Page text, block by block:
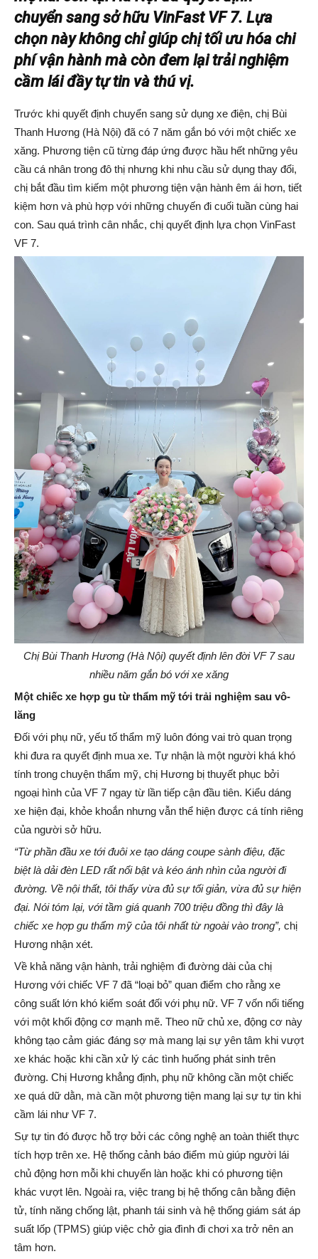
chuyển sang sở hữu VinFast VF 7. Lựa
chọn này không chỉ giúp chị tối ưu hóa chi
phí vận hành mà còn đem lại trải nghiệm
cầm lái đầy tự tin và thú vị.
Trước khi quyết định chuyển sang sử dụng xe điện, chị Bùi
Thanh Hương (Hà Nội) đã có 7 năm gắn bó với một chiếc xe
xăng. Phương tiện cũ từng đáp ứng được hầu hết những yêu
cầu cá nhân trong đô thị nhưng khi nhu cầu sử dụng thay đổi,
chị bắt đầu tìm kiếm một phương tiện vận hành êm ái hơn, tiết
kiệm hơn và phù hợp với những chuyến đi cuối tuần cùng hai
con. Sau quá trình cân nhắc, chị quyết định lựa chọn VinFast
VF 7.
Chị Bùi Thanh Hương (Hà Nội) quyết định lên đời VF 7 sau
nhiều năm gắn bó với xe xăng
Một chiếc xe hợp gu từ thẩm mỹ tới trải nghiệm sau vô-
lăng
Đối với phụ nữ, yếu tố thẩm mỹ luôn đóng vai trò quan trọng
khi đưa ra quyết định mua xe. Tự nhận là một người khá khó
tính trong chuyện thẩm mỹ, chị Hương bị thuyết phục bởi
ngoại hình của VF 7 ngay từ lần tiếp cận đầu tiên. Kiểu dáng
xe hiện đại, khỏe khoắn nhưng vẫn thể hiện được cá tính riêng
của người sở hữu.
“Từ phần đầu xe tới đuôi xe tạo dáng coupe sành điệu, đặc
biệt là dải đèn LED rất nổi bật và kéo ánh nhìn của người đi
đường. Về nội thất, tôithấy vừa đủ sự tối giản, vừa đủ sự hiện
đại. Nói tóm lại, với tầm giá quanh 700 triệu đồng thì đây là
chiếc xe hợp gu thẩm mỹ của tôinhất từ ngoài vào trong”, chị
Hương nhận xét.
Về khả năng vận hành, trải nghiệm đi đường dài của chị
Hương với chiếc VF 7 đã “loại bỏ” quan điểm cho rằng xe
công suất lớn khó kiểm soát đối với phụ nữ. VF 7 vốn nổi tiếng
với một khối động cơ mạnh mẽ. Theo nữ chủ xe, động cơ này
không tạo cảm giác đáng sợ mà mang lại sự yên tâm khi vượt
xe khác hoặc khi cần xử lý các tình huống phát sinh trên
đường. Chị Hương khẳng định, phụ nữ không cần một chiếc
xe quá dữ dằn, mà cần một phương tiện mang lại sự tự tin khi
cầm lái như VF 7.
Sự tự tin đó được hỗ trợ bởi các công nghệ an toàn thiết thực
tích hợp trên xe. Hệ thống cảnh báo điểm mù giúp người lái
chủ động hơn mỗi khi chuyển làn hoặc khi có phương tiện
khác vượt lên. Ngoài ra, việc trang bị hệ thống cân bằng điện
tử, tính năng chống lật, phanh tái sinh và hệ thống giám sát áp
suất lốp (TPMS) giúp việc chở gia đình đi chơi xa trở nên an
tâm hơn.